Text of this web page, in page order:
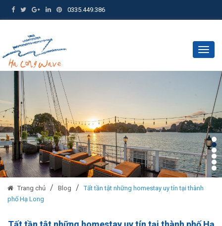
0335.449.386
Trang chủ / Blog /
Tất tần tật những homestay uy tín tại thành
phố Hạ Long